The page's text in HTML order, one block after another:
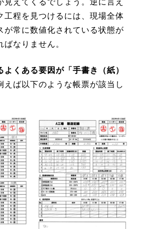
見えてくるでしょう。逆に言え
工程を見つけるには、現場全体
が常に数値化されている状態が
なりません。
よくある要因が「手書き（紙）
えば以下のような帳票が該当し